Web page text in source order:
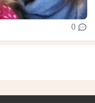
0